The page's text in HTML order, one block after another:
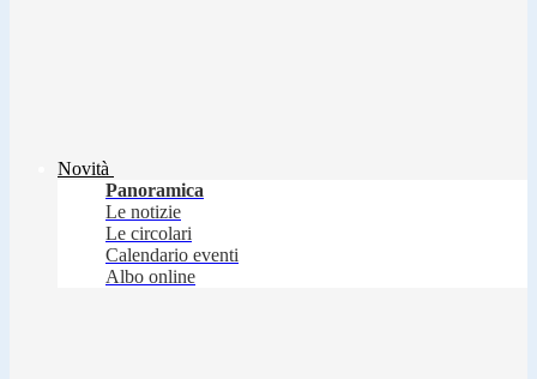
Novità
Panoramica
Le notizie
Le circolari
Calendario eventi
Albo online